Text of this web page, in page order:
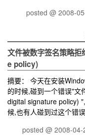
posted @ 2008-
文件被数字签名策略
e policy)
摘要： 今天在安装
的时候,碰到一个错误"
digital signature policy)
候,也有人碰到过这个错
posted @ 2008-